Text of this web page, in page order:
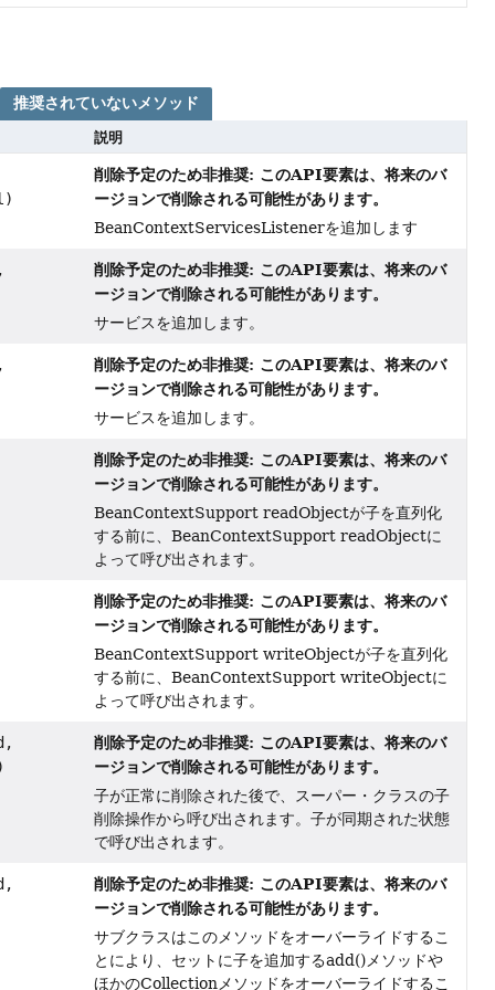
推奨されていないメソッド
説明
削除予定のため非推奨: このAPI要素は、将来のバ
ージョンで削除される可能性があります。
BeanContextServicesListenerを追加します
削除予定のため非推奨: このAPI要素は、将来のバ
ージョンで削除される可能性があります。
サービスを追加します。
削除予定のため非推奨: このAPI要素は、将来のバ
ージョンで削除される可能性があります。
サービスを追加します。
削除予定のため非推奨: このAPI要素は、将来のバ
ージョンで削除される可能性があります。
BeanContextSupport readObjectが子を直列化
する前に、BeanContextSupport readObjectに
よって呼び出されます。
削除予定のため非推奨: このAPI要素は、将来のバ
ージョンで削除される可能性があります。
BeanContextSupport writeObjectが子を直列化
する前に、BeanContextSupport writeObjectに
よって呼び出されます。
削除予定のため非推奨: このAPI要素は、将来のバ
ージョンで削除される可能性があります。
子が正常に削除された後で、スーパー・クラスの子
削除操作から呼び出されます。子が同期された状態
で呼び出されます。
削除予定のため非推奨: このAPI要素は、将来のバ
ージョンで削除される可能性があります。
サブクラスはこのメソッドをオーバーライドするこ
とにより、セットに子を追加するadd()メソッドや
ほかのCollectionメソッドをオーバーライドするこ